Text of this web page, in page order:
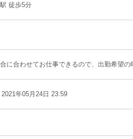
徒歩5分
に合わせてお仕事できるので、出勤希望
年05月24日 23:59